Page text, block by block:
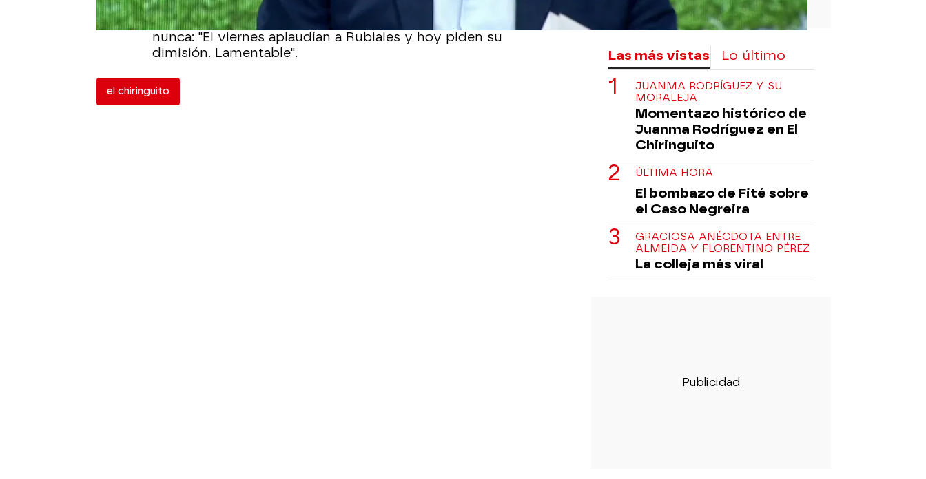
Josep Pedrerolha empezado hoy más contundente que
nunca: "El viernes aplaudían a Rubiales y hoy piden su
dimisión. Lamentable".
el chiringuito
Las más vistas Lo último
JUANMA RODRÍGUEZ Y SU
MORALEJA
Momentazo histórico de
Juanma Rodríguez en El
Chiringuito
ÚLTIMA HORA
El bombazo de Fité sobre
el Caso Negreira
GRACIOSA ANÉCDOTA ENTRE
ALMEIDA Y FLORENTINO PÉREZ
La colleja más viral